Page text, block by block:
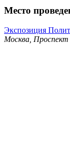
Место
Экспозиция
Москва,